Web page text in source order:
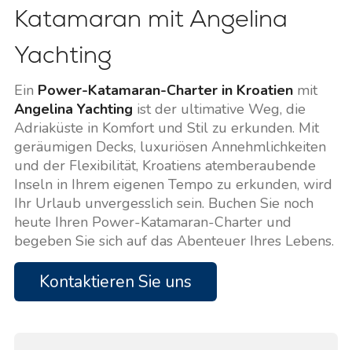
Katamaran mit Angelina
Yachting
Ein Power-Katamaran-Charter in Kroatienmit
Angelina Yachting ist der ultimative Weg, die
Adriaküste in Komfort und Stil zu erkunden. Mit
geräumigen Decks, luxuriösen Annehmlichkeiten
und der Flexibilität, Kroatiens atemberaubende
Inseln in Ihrem eigenen Tempo zu erkunden, wird
Ihr Urlaub unvergesslich sein. Buchen Sie noch
heute Ihren Power-Katamaran-Charter und
begeben Sie sich auf das Abenteuer Ihres Lebens.
Kontaktieren Sie uns